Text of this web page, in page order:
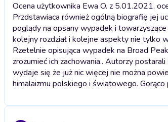
Ocena użytkownika Ewa O. z 5.01.2021,
Przdstawiaca również ogólną biografię jej
poglądy na opsany wypadek i
kolejny rozdział i kolejne aspekty nie tylko
Rzetelnie opisująca wypadek na Broad
zrozumieć ich zachowania.. Autorzy
wydaje się że już nic więcej nie można
himalaizmu polskiego i światowego. Gorąco